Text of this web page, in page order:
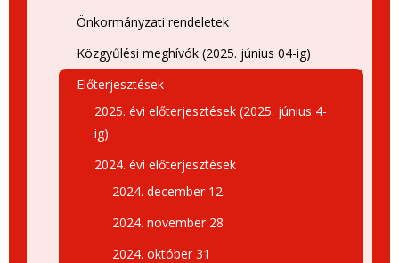
Önkormányzati rendeletek
Közgyűlési meghívók (2025. június 04-ig)
Előterjesztések
2025. évi előterjesztések (2025. június 4-
ig)
2024. évi előterjesztések
2024. december 12.
2024. november 28
2024. október 31